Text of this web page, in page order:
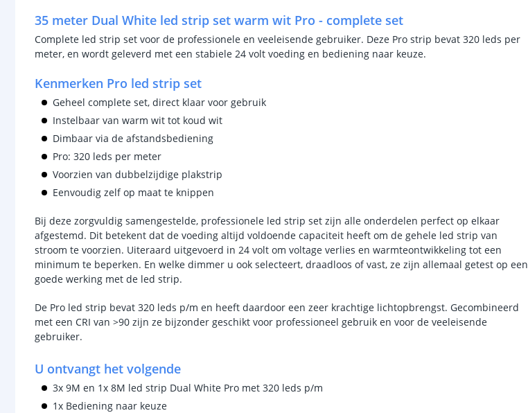
35 meter Dual White led strip set warm wit Pro - complete set
Complete led strip set voor de professionele en veeleisende gebruiker. Deze Pro strip bevat 320 leds per
meter, en wordt geleverd met een stabiele 24 volt voeding en bediening naar keuze.
Kenmerken Pro led strip set
Geheel complete set, direct klaar voor gebruik
Instelbaar van warm wit tot koud wit
Dimbaar via de afstandsbediening
Pro: 320 leds per meter
Voorzien van dubbelzijdige plakstrip
Eenvoudig zelf op maat te knippen
Bij deze zorgvuldig samengestelde, professionele led strip set zijn alle onderdelen perfect op elkaar
afgestemd. Dit betekent dat de voeding altijd voldoende capaciteit heeft om de gehele led strip van
stroom te voorzien. Uiteraard uitgevoerd in 24 volt om voltage verlies en warmteontwikkeling tot een
minimum te beperken. En welke dimmer u ook selecteert, draadloos of vast, ze zijn allemaal getest op een
goede werking met de led strip.
De Pro led strip bevat 320 leds p/m en heeft daardoor een zeer krachtige lichtopbrengst. Gecombineerd
met een CRI van >90 zijn ze bijzonder geschikt voor professioneel gebruik en voor de veeleisende
gebruiker.
U ontvangt het volgende
3x 9M en 1x 8M led strip Dual White Pro met 320 leds p/m
1x Bediening naar keuze